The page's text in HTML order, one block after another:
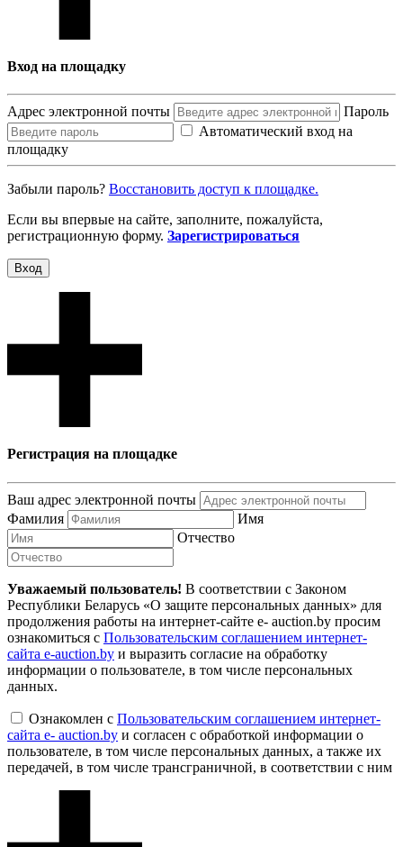
Вход на площадку
Адрес электронной почты
Пароль
Автоматический вход на
площадку
Забыли пароль? Восcтановить доступ к площадке.
Если вы впервые на сайте, заполните, пожалуйста,
регистрационную форму. Зарегистрироваться
Вход
Регистрация на площадке
Ваш адрес электронной почты
Фамилия
Имя
Отчество
Уважаемый пользователь! В соответствии с Законом
Республики Беларусь «О защите персональных данных» для
продолжения работы на интернет-сайте e- auction.by просим
ознакомиться с Пользовательским соглашением интернет-
сайта e-auction.by и выразить согласие на обработку
информации о пользователе, в том числе персональных
данных.
Ознакомлен с Пользовательским соглашением интернет-
сайта e- auction.by и согласен с обработкой информации о
пользователе, в том числе персональных данных, а также их
передачей, в том числе трансграничной, в соответствии с ним